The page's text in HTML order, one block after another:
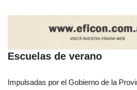
Escuelas de verano
Impulsadas por el Gobierno de la